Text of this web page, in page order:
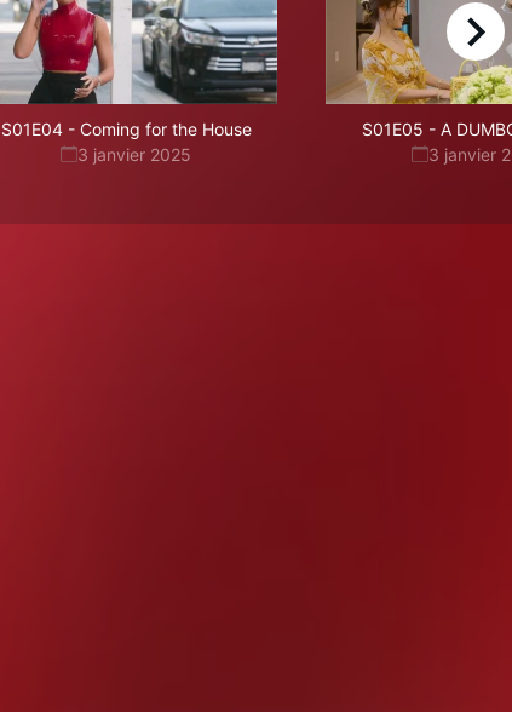
S01E04- Coming for the House
3 janvier 2025
S01E05 - A
3 janvier
right